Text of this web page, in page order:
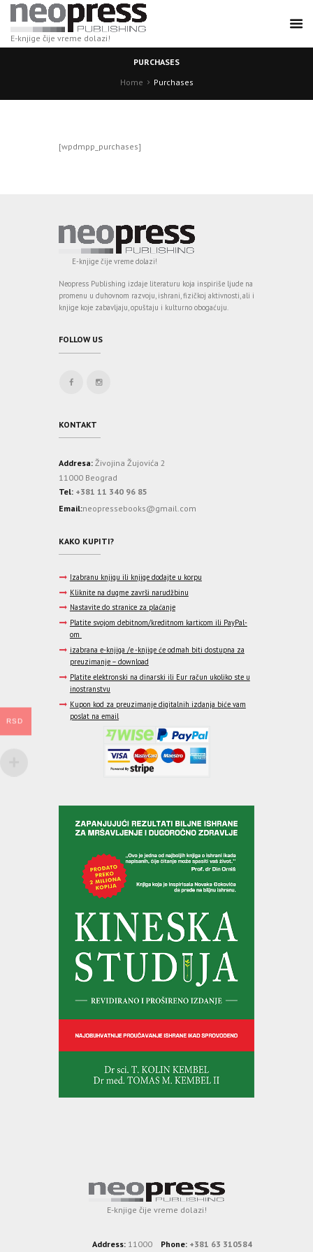
E-knjige čije vreme dolazi!
PURCHASES
Home
Purchases
[wpdmpp_purchases]
E-knjige čije vreme dolazi!
Neopress Publishing izdaje literaturu koja inspiriše ljude na
promenu u duhovnom razvoju, ishrani, fizičkoj aktivnosti, ali i
knjige koje zabavljaju, opuštaju i kulturno obogaćuju.
FOLLOW US
KONTAKT
Addresa: Živojina Žujovića 2
11000 Beograd
Tel: +381 11 340 96 85
Email:neopressebooks@gmail.com
KAKO KUPITI?
Izabranu knjigu ili knjige dodajte u korpu
Kliknite na dugme završi narudžbinu
Nastavite do stranice za plaćanje
Platite svojom debitnom/kreditnom karticom ili PayPal-
om
izabrana e-knjiga /e -knjige će odmah biti dostupna za
preuzimanje – download
Platite elektronski na dinarski ili Eur račun ukoliko ste u
inostranstvu
Kupon kod za preuzimanje digitalnih izdanja biće vam
poslat na email
E-knjige čije vreme dolazi!
Phone: +381 63 310584
Address: 11000
RSD